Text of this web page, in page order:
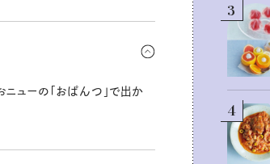
ェンしたい！なんて気持ちを
ューの「おぱんつ」で出か
3
4